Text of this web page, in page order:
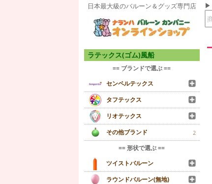
日本最大級のバルーン＆グッズ専門店
ラテックス(ゴム)風船
== ブランドで選ぶ ==
センペルテックス
タフテックス
リオテックス
その他ブランド
2
== 形状で選ぶ ==
ツイストバルーン
ラウンドバルーン(無地)